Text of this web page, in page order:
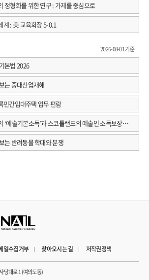
정형화를 위한 연구 : 가제를 중심으로
계 : 美 교육회장 5-0.1
2026-08-01 기준
본법 2026
는 중대산업재해
민간임대주택 업무 편람
‘예술기본소득’과 스코틀랜드의 예술인 소득보장정
는 반려동물 학대와 분쟁
일수집거부 찾아오시는 길 저작권정책
당대로 1 (여의도동)